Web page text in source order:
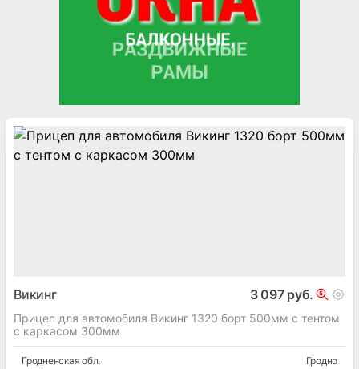
Викинг 3 097 руб.
Прицеп для автомобиля Викинг 1320 борт 500мм с тентом
с каркасом 300мм
Гродненская обл. Гродно